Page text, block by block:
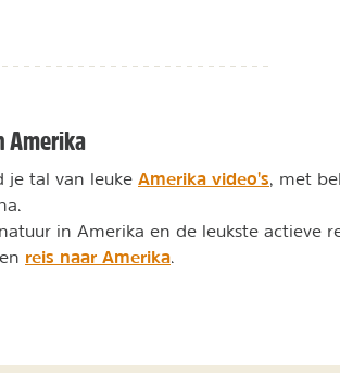
Amerika
je tal van leuke Amerika video's , met
in Amerika en de leukste actieve
reis naar Amerika